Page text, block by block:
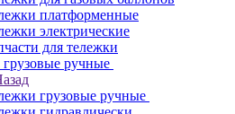
платформенные
электрические
для тележки
ручные
грузовые ручные